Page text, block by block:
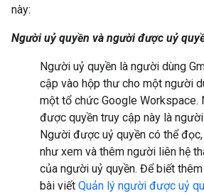
này:
Người uỷ quyền và người được uỷ
Người uỷ quyền là người dùng
cập vào hộp thư cho một người
một tổ chức Google Workspace.
được quyền truy cập này là
Người được uỷ quyền có thể
như xem và thêm người liên hệ
của người uỷ quyền. Để biết
bài viết Quản lý người được uỷ